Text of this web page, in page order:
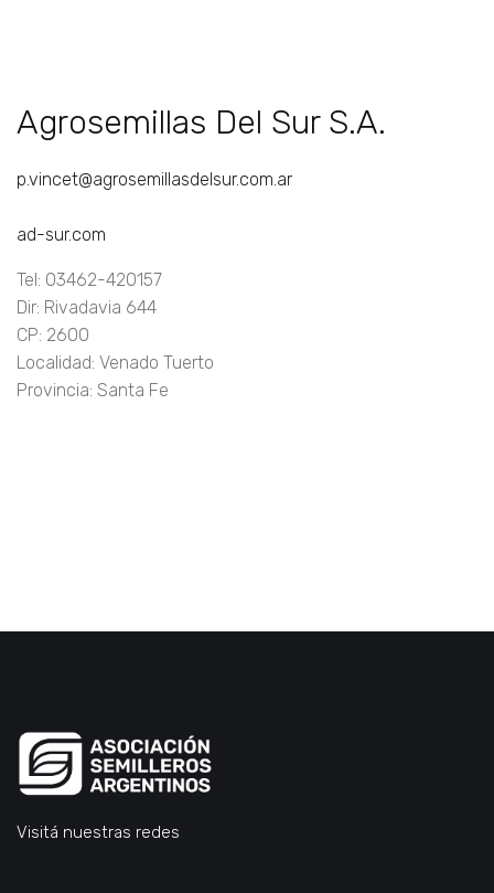
Agrosemillas Del Sur S.A.
p.vincet@agrosemillasdelsur.com.ar
ad-sur.com
Tel: 03462-420157
Dir: Rivadavia 644
CP: 2600
Localidad: Venado Tuerto
Provincia: Santa Fe
Visitá nuestras redes